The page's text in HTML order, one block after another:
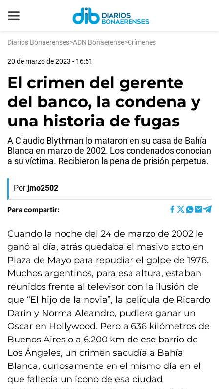
Diarios Bonaerenses>ADN Bonaerense>Crímenes
20 de marzo de 2023 - 16:51
El crimen del gerente
del banco, la condena y
una historia de fugas
A Claudio Blythman lo mataron en su casa de Bahía
Blanca en marzo de 2002. Los condenados conocían
a su víctima. Recibieron la pena de prisión perpetua.
Por jmo2502
Para compartir:
Cuando la noche del 24 de marzo de 2002 le
ganó al día, atrás quedaba el masivo acto en
Plaza de Mayo para repudiar el golpe de 1976.
Muchos argentinos, para esa altura, estaban
reunidos frente al televisor con la ilusión de
que “El hijo de la novia”, la película de Ricardo
Darín y Norma Aleandro, pudiera ganar un
Oscar en Hollywood. Pero a 636 kilómetros de
Buenos Aires o a 6.200 km de ese barrio de
Los Ángeles, un crimen sacudía a Bahía
Blanca, curiosamente en el mismo día en el
que fallecía un ícono de esa ciudad